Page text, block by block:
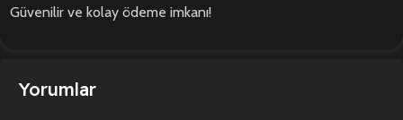
Güvenilir ve kolay ödeme imkanı!
Yorumlar